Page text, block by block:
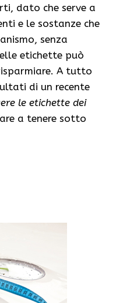
dato che serve a
e le sostanze che
senza
etichette può
A tutto
di un recente
le etichette dei
a tenere sotto